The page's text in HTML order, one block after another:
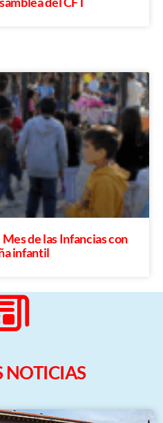
de las Infancias con
infantil
NOTICIAS